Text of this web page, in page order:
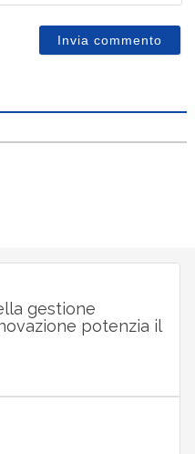
gestione
potenzia il